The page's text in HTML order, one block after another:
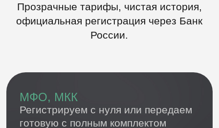
Консультация по КПК
Ломбард
реестре Банка России. Или
регистрация нового с нуля.
Что входит:
Готовый Ломбард